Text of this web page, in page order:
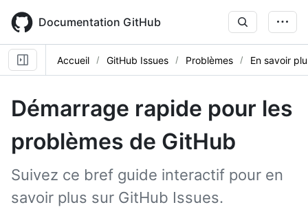
main
content
Documentation GitHub
Accueil GitHub Issues Problèmes En savoir
Démarrage rapide pour les
problèmes de GitHub
Suivez ce bref guide interactif pour en
savoir plus sur GitHub Issues.